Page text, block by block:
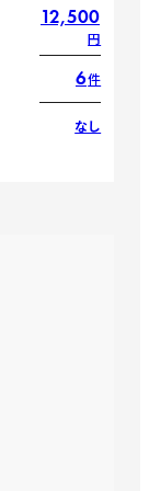
12,500
円
6件
なし